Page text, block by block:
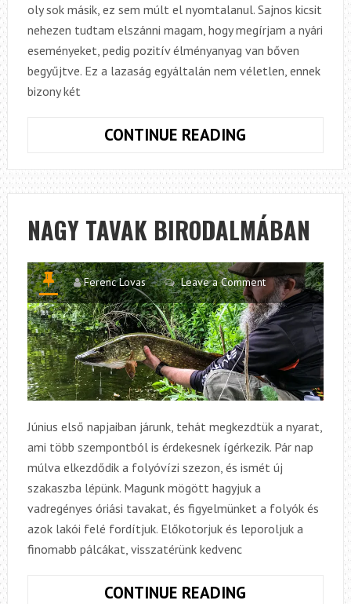
oly sok másik, ez sem múlt el nyomtalanul. Sajnos kicsit
nehezen tudtam elszánni magam, hogy megírjam a nyári
eseményeket, pedig pozitív élményanyag van bőven
begyűjtve. Ez a lazaság egyáltalán nem véletlen, ennek
bizony két
CONTINUE READING
ÉS
NAGY TAVAK BIRODALMÁBAN
Ferenc Lovas Leave a Comment
Június első napjaiban járunk, tehát megkezdtük a nyarat,
ami több szempontból is érdekesnek ígérkezik. Pár nap
múlva elkezdődik a folyóvízi szezon, és ismét új
szakaszba lépünk. Magunk mögött hagyjuk a
vadregényes óriási tavakat, és figyelmünket a folyók és
azok lakói felé fordítjuk. Előkotorjuk és leporoljuk a
finomabb pálcákat, visszatérünk kedvenc
CONTINUE READING